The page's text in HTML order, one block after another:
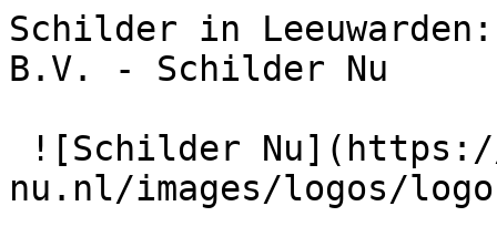
Schilder in Leeuwarden:
B.V. - Schilder Nu
nu.nl/images/logos/